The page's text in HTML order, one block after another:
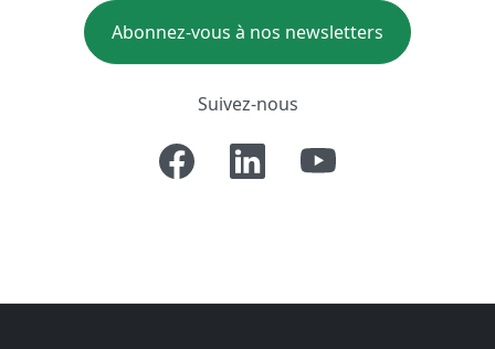
Abonnez-vous à nos newsletters
Suivez-nous